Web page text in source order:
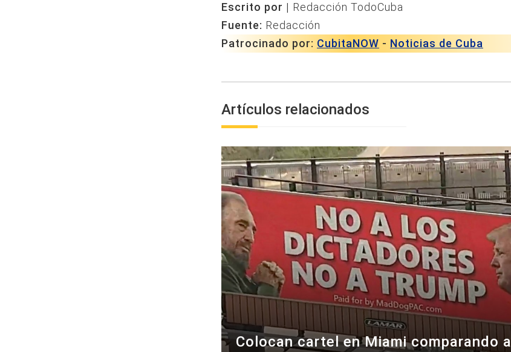
Escrito por | Redacción TodoCuba
Fuente: Redacción
Patrocinado por: CubitaNOW - Noticias de Cuba
Artículos relacionados
Colocan cartel en Miami comparando a